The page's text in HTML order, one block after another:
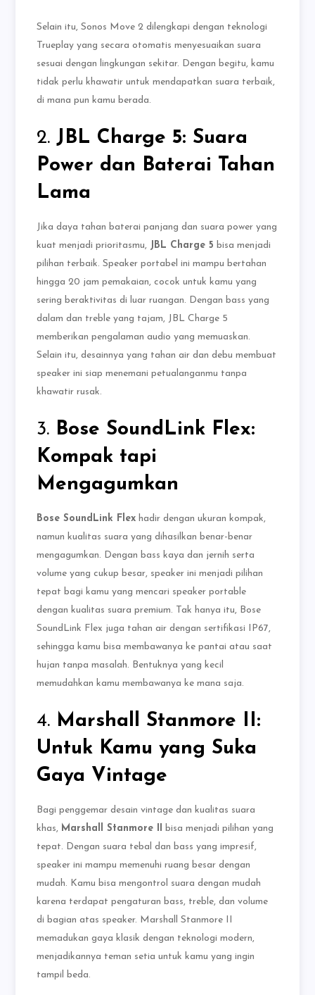
Selain itu, Sonos Move 2 dilengkapi dengan teknologi
Trueplay yang secara otomatis menyesuaikan suara
sesuai dengan lingkungan sekitar. Dengan begitu, kamu
tidak perlu khawatir untuk mendapatkan suara terbaik,
di mana pun kamu berada.
2.JBL Charge 5: Suara
Power dan Baterai Tahan
Lama
Jika daya tahan baterai panjang dan suara power yang
kuat menjadi prioritasmu,
JBL Charge 5 bisa menjadi
pilihan terbaik. Speaker portabel ini mampu bertahan
hingga 20 jam pemakaian, cocok untuk kamu yang
sering beraktivitas di luar ruangan. Dengan bass yang
dalam dan treble yang tajam, JBL Charge 5
memberikan pengalaman audio yang memuaskan.
Selain itu, desainnya yang tahan air dan debu membuat
speaker ini siap menemani petualanganmu tanpa
khawatir rusak.
3. Bose SoundLink Flex:
Kompak tapi
Mengagumkan
Bose SoundLink Flex hadir dengan ukuran kompak,
namun kualitas suara yang dihasilkan benar-benar
mengagumkan. Dengan bass kaya dan jernih serta
volume yang cukup besar, speaker ini menjadi pilihan
tepat bagi kamu yang mencari speaker portable
dengan kualitas suara premium. Tak hanya itu, Bose
SoundLink Flex juga tahan air dengan sertifikasi IP67,
sehingga kamu bisa membawanya ke pantai atau saat
hujan tanpa masalah. Bentuknya yang kecil
memudahkan kamu membawanya ke mana saja.
4. Marshall Stanmore II:
Untuk Kamu yang Suka
Gaya Vintage
Bagi penggemar desain vintage dan kualitas suara
khas, Marshall Stanmore II
bisa menjadi pilihan yang
tepat. Dengan suara tebal dan bass yang impresif,
speaker ini mampu memenuhi ruang besar dengan
mudah. Kamu bisa mengontrol suara dengan mudah
karena terdapat pengaturan bass, treble, dan volume
di bagian atas speaker. Marshall Stanmore II
memadukan gaya klasik dengan teknologi modern,
menjadikannya teman setia untuk kamu yang ingin
tampil beda.